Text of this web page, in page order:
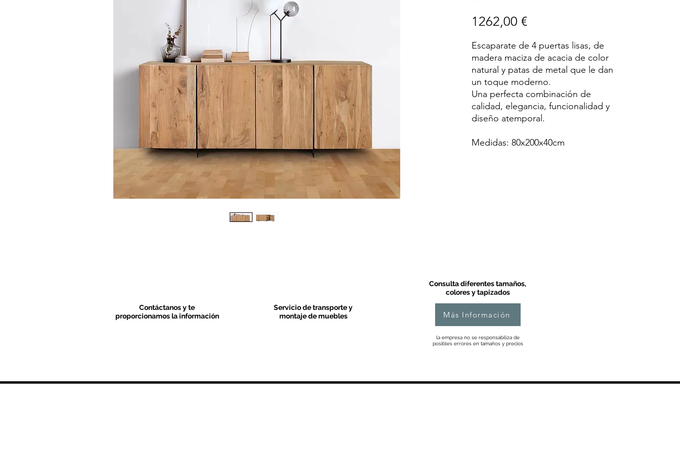
1262,00 €Precio
Escaparate de 4 puertas lisas, de
madera maciza de acacia de color
natural y patas de metal que le dan
un toque moderno.
Una perfecta combinación de
calidad, elegancia, funcionalidad y
diseño atemporal.
Medidas: 80x200x40cm
Consulta diferentes tamaños,
colores y tapizados
Contáctanos y te
proporcionamos la información
Servicio de transporte y
montaje de muebles
Más Información
la empresa no se responsabiliza de
posibles errores en tamaños y precios